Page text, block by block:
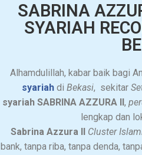
SABRINA
SYARIAH
Alhamdulillah, kabar baik bagi
syariahdi Bekasi, sekitar
syariah SABRINA AZZURA II,
lengkap dan
Sabrina Azzura II Cluster
bank, tanpa riba, tanpa denda,